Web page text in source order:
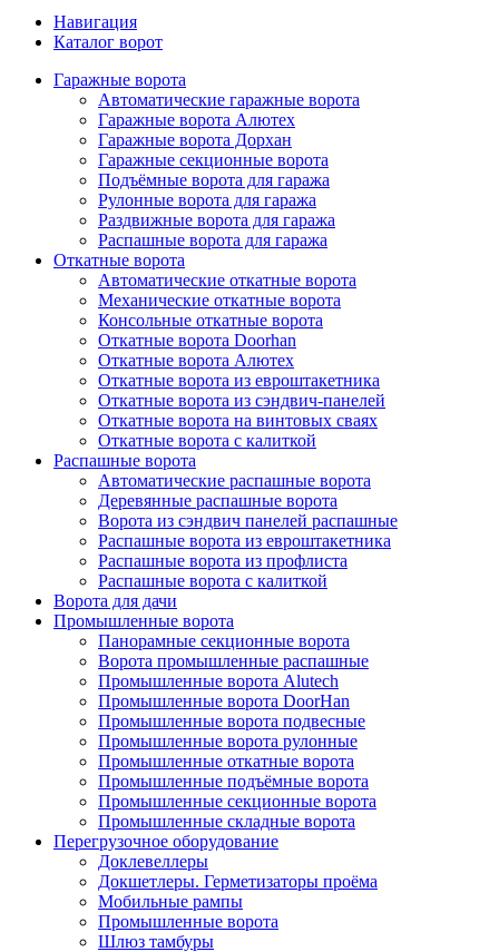
Навигация
Каталог ворот
Гаражные ворота
Автоматические гаражные ворота
Гаражные ворота Алютех
Гаражные ворота Дорхан
Гаражные секционные ворота
Подъёмные ворота для гаража
Рулонные ворота для гаража
Раздвижные ворота для гаража
Распашные ворота для гаража
Откатные ворота
Автоматические откатные ворота
Механические откатные ворота
Консольные откатные ворота
Откатные ворота Doorhan
Откатные ворота Алютех
Откатные ворота из евроштакетника
Откатные ворота из сэндвич-панелей
Откатные ворота на винтовых сваях
Откатные ворота с калиткой
Распашные ворота
Автоматические распашные ворота
Деревянные распашные ворота
Ворота из сэндвич панелей распашные
Распашные ворота из евроштакетника
Распашные ворота из профлиста
Распашные ворота с калиткой
Ворота для дачи
Промышленные ворота
Панорамные секционные ворота
Ворота промышленные распашные
Промышленные ворота Alutech
Промышленные ворота DoorHan
Промышленные ворота подвесные
Промышленные ворота рулонные
Промышленные откатные ворота
Промышленные подъёмные ворота
Промышленные секционные ворота
Промышленные складные ворота
Перегрузочное оборудование
Доклевеллеры
Докшетлеры. Герметизаторы проёма
Мобильные рампы
Промышленные ворота
Шлюз тамбуры